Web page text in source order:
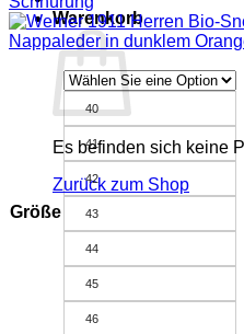
Warenkorb
Es befinden sich keine
Zurück zum Shop
Größe
40
41
42
43
44
45
46